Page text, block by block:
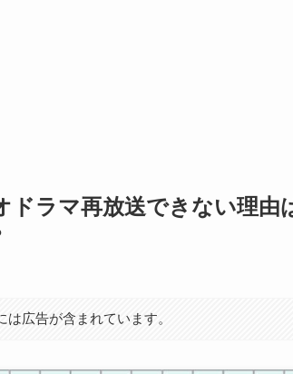
ドラマ再放送できない理由
は広告が含まれています。